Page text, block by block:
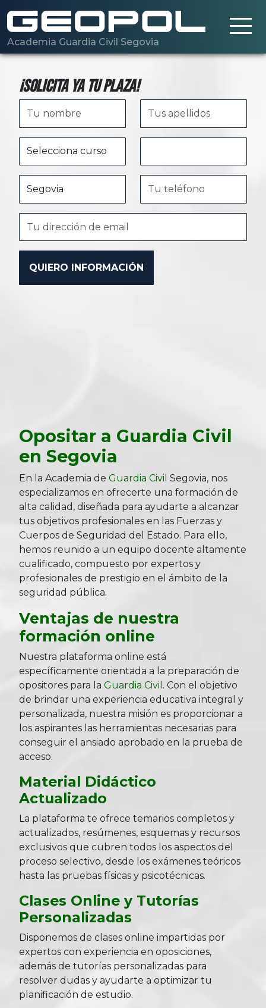
Academia Guardia Civil Segovia
¡Solicita ya tu plaza!
Opositar a Guardia Civil
en Segovia
En la Academia de Guardia Civil Segovia, nos
especializamos en ofrecerte una formación de
alta calidad, diseñada para ayudarte a alcanzar
tus objetivos profesionales en las Fuerzas y
Cuerpos de Seguridad del Estado. Para ello,
hemos reunido a un equipo docente altamente
cualificado, compuesto por expertos y
profesionales de prestigio en el ámbito de la
seguridad pública.
Ventajas de nuestra
formación online
Nuestra plataforma online está
específicamente orientada a la preparación de
opositores para la Guardia Civil . Con el objetivo
de brindar una experiencia educativa integral y
personalizada, nuestra misión es proporcionar a
los aspirantes las herramientas necesarias para
conseguir el ansiado aprobado en la prueba de
acceso.
Material Didáctico
Actualizado
La plataforma te ofrece temarios completos y
actualizados, resúmenes, esquemas y recursos
exclusivos que cubren todos los aspectos del
proceso selectivo, desde los exámenes teóricos
hasta las pruebas físicas y psicotécnicas.
Clases Online y Tutorías
Personalizadas
Disponemos de clases online impartidas por
expertos con experiencia en oposiciones,
además de tutorías personalizadas para
resolver dudas y ayudarte a optimizar tu
planificación de estudio.